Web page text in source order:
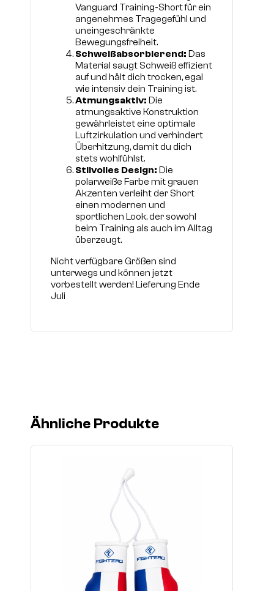
Vanguard Training-Short für ein
angenehmes Tragegefühl und
uneingeschränkte
Bewegungsfreiheit.
Schweißabsorbierend: Das
Material saugt Schweiß effizient
auf und hält dich trocken, egal
wie intensiv dein Training ist.
Atmungsaktiv: Die
atmungsaktive Konstruktion
gewährleistet eine optimale
Luftzirkulation und verhindert
Überhitzung, damit du dich
stets wohlfühlst.
Stilvolles Design: Die
polarweiße Farbe mit grauen
Akzenten verleiht der Short
einen modernen und
sportlichen Look, der sowohl
beim Training als auch im Alltag
überzeugt.
Nicht verfügbare Größen sind
unterwegs und können jetzt
vorbestellt werden! Lieferung Ende
Juli
Ähnliche Produkte